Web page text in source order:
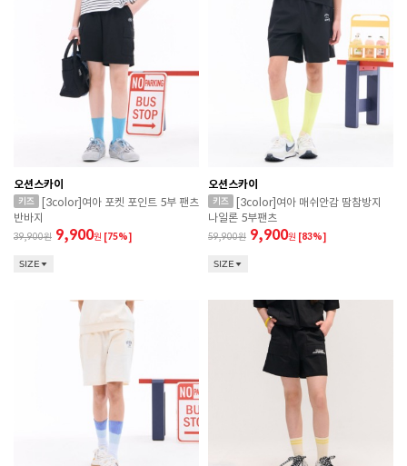
오션스카이
[3color]여아 포켓 포인트 5부 팬츠
반바지
39,900 9,900원 [75%]
SIZE
오션스카이
[3color]여아 매쉬안감 땀참방지
나일론 5부팬츠
59,900 9,900원 [83%]
SIZE